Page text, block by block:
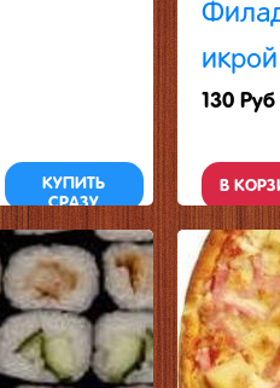
КУПИТЬ
СРАЗУ
икрой
130 Руб
В